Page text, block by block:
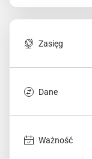
Zasięg
Dane
Ważność